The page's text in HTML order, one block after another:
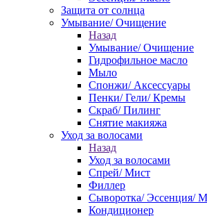
Защита от солнца
Умывание/ Очищение
Назад
Умывание/ Очищение
Гидрофильное масло
Мыло
Спонжи/ Аксессуары
Пенки/ Гели/ Кремы
Скраб/ Пилинг
Снятие макияжа
Уход за волосами
Назад
Уход за волосами
Спрей/ Мист
Филлер
Сыворотка/ Эссенция/
Кондиционер